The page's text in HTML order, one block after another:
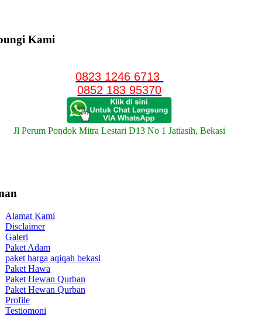
Kami
0823 1246 6713
0852 183 95370
Jl Perum Pondok Mitra Lestari D13 No 1 Jatiasih, Bekasi
Alamat Kami
Disclaimer
Galeri
Paket Adam
paket harga aqiqah bekasi
Paket Hawa
Paket Hewan Qurban
Paket Hewan Qurban
Profile
Testiomoni